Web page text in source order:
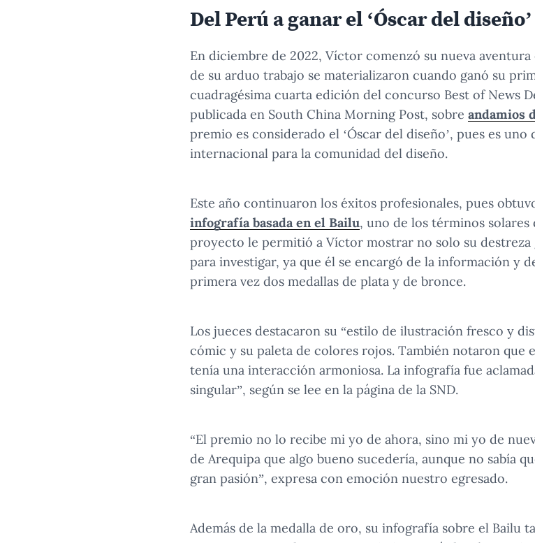
Del Perú a ganar el ‘Óscar del diseño’
En diciembre de 2022, Víctor comenzó su nueva
de su arduo trabajo se materializaron cuando ganó su
cuadragésima cuarta edición del concurso Best of News
publicada en South China Morning Post, sobre andamios
premio es considerado el ‘Óscar del diseño’, pues es
internacional para la comunidad del diseño.
Este año continuaron los éxitos profesionales, pues
infografía basada en el Bailu, uno de los términos
proyecto le permitió a Víctor mostrar no solo su destreza
para investigar, ya que él se encargó de la información y
primera vez dos medallas de plata y de bronce.
Los jueces destacaron su “estilo de ilustración fresco y
cómic y su paleta de colores rojos. También notaron que
tenía una interacción armoniosa. La infografía fue
singular”, según se lee en la página de la SND.
“El premio no lo recibe mi yo de ahora, sino mi yo de
de Arequipa que algo bueno sucedería, aunque no sabía
gran pasión”, expresa con emoción nuestro egresado.
Además de la medalla de oro, su infografía sobre el Bailu